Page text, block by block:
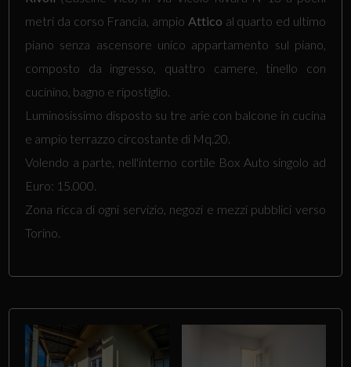
metri da corso Francia, ampio Attico al quarto ed ultimo
piano senza ascensore unico appartamento sul piano,
composto da ingresso, quattro camere, tinello con
cucinino, bagno e ripostiglio.
Luminosissimo disposto su tre arie con balcone in cucina
e ampio terrazzo circostante di Mq.20.
Volendo a parte, nell'interno cortile Box Auto singolo ad
Euro: 15.000.
Zona ricca di ogni servizio, negozi e mezzi pubblici verso
Torino.